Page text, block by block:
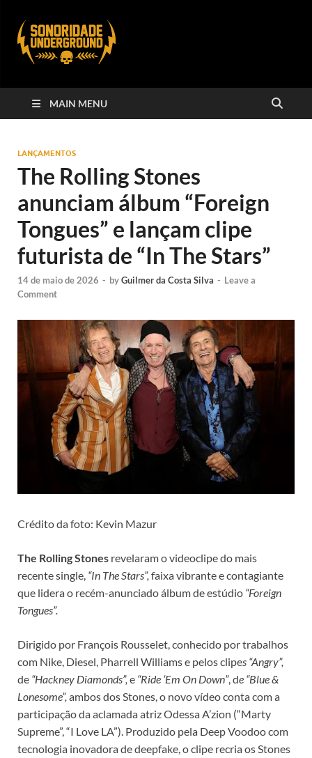
MAIN MENU
LANÇAMENTOS
The Rolling Stones
anunciam álbum “Foreign
Tongues” e lançam clipe
futurista de “In The Stars”
14 de maio de 2026 - byGuilmer da Costa Silva - Leave a
Comment
Crédito da foto: Kevin Mazur
The Rolling Stones revelaram o videoclipe do mais
recente single, “In The Stars”, faixa vibrante e contagiante
que lidera o recém-anunciado álbum de estúdio “Foreign
Tongues”.
Dirigido por François Rousselet, conhecido por trabalhos
com Nike, Diesel, Pharrell Williams e pelos clipes “Angry”,
de “Hackney Diamonds”, e “Ride ‘Em On Down”, de “Blue &
Lonesome”, ambos dos Stones, o novo vídeo conta com a
participação da aclamada atriz Odessa A’zion (“Marty
Supreme”, “I Love LA”). Produzido pela Deep Voodoo com
tecnologia inovadora de deepfake, o clipe recria os Stones